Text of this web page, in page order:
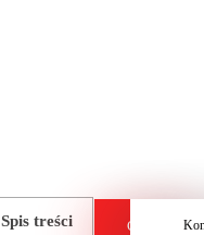
Spis treści Cennik